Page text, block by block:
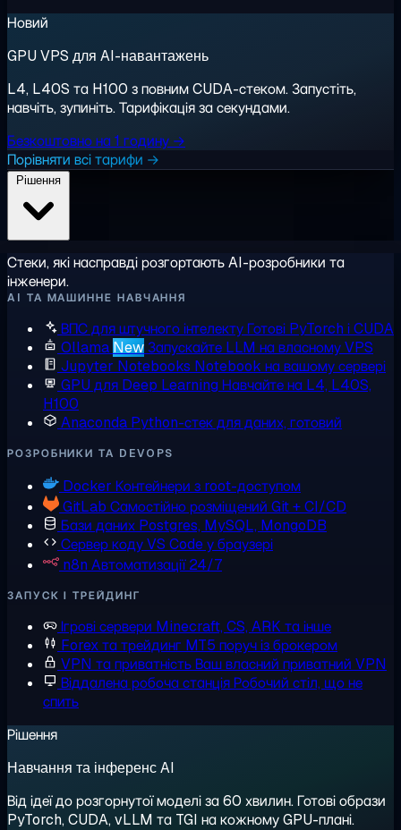
Новий
GPU VPS для AI-навантажень
L4, L40S та H100 з повним CUDA-стеком. Запустіть,
навчіть, зупиніть. Тарифікація за секундами.
Безкоштовно на 1 годину →
Порівняти всі тарифи →
Стеки, які насправді розгортають AI-розробники та
інженери.
AI ТА МАШИННЕ НАВЧАННЯ
ВПС для штучного інтелектуГотові PyTorch і CUDA
Ollama NewЗапускайте LLM на власному VPS
Jupyter Notebooks Notebook на вашому сервері
GPU для Deep Learning Навчайте на L4, L40S,
H100
Anaconda Python-стек для даних, готовий
РОЗРОБНИКИ ТА DEVOPS
Docker Контейнери з root-доступом
GitLab Самостійно розміщений Git + CI/CD
Бази даних Postgres, MySQL, MongoDB
Сервер кодуVS Code у браузері
n8n Автоматизації 24/7
ЗАПУСК І ТРЕЙДИНГ
Ігрові сервери Minecraft, CS, ARK та інше
Forex та трейдинг MT5 поруч із брокером
VPN та приватністьВаш власний приватний VPN
Віддалена робоча станціяРобочий стіл, що не
спить
Рішення
Навчання та інференс AI
Від ідеї до розгорнутої моделі за 60 хвилин. Готові образи
PyTorch, CUDA, vLLM та TGI на кожному GPU-плані.